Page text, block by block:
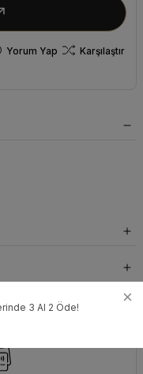
Yorum Yap
Karşılaştır
3 Al 2 Öde!